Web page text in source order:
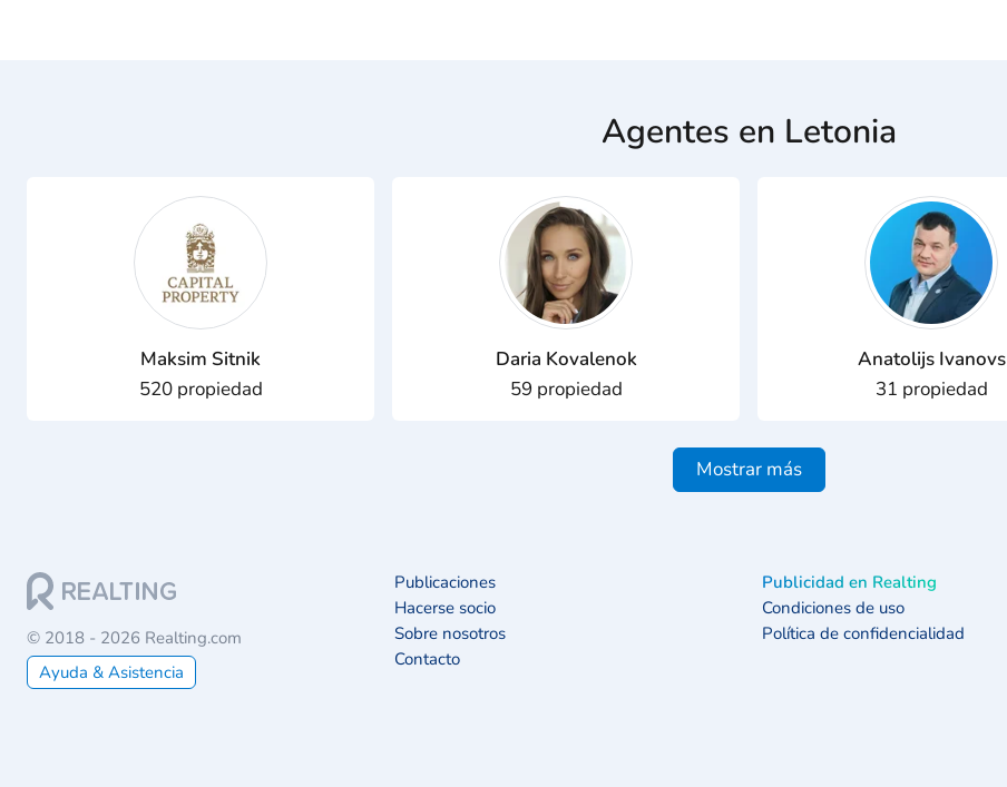
Agentes en Letonia
Maksim Sitnik
520 propiedad
Daria Kovalenok
59 propiedad
Anatolijs Ivanovs
31 propiedad
Mostrar más
© 2018 - 2026 Realting.com
Ayuda & Asistencia
Publicaciones
Hacerse socio
Sobre nosotros
Contacto
Publicidad en Realting
Condiciones de uso
Política de confidencialidad